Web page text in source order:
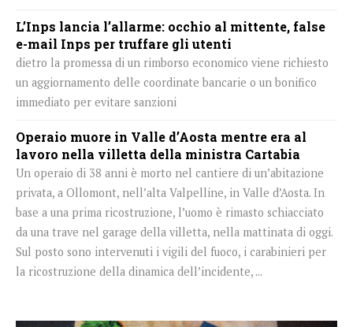
L’Inps lancia l’allarme: occhio al mittente, false
e-mail Inps per truffare gli utenti
dietro la promessa di un rimborso economico viene richiesto
un aggiornamento delle coordinate bancarie o un bonifico
immediato per evitare sanzioni
Operaio muore in Valle d’Aosta mentre era al
lavoro nella villetta della ministra Cartabia
Un operaio di 38 anni è morto nel cantiere di un’abitazione
privata, a Ollomont, nell’alta Valpelline, in Valle d’Aosta. In
base a una prima ricostruzione, l’uomo è rimasto schiacciato
da una trave nel garage della villetta, nella mattinata di oggi.
Sul posto sono intervenuti i vigili del fuoco, i carabinieri per
la ricostruzione della dinamica dell’incidente, ...